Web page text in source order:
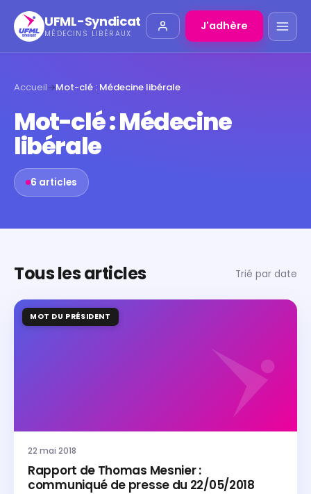
UFML-Syndicat
MÉDECINS LIBÉRAUX
J'adhère
Accueil→Mot-clé : Médecine libérale
Mot-clé : Médecine
libérale
6 articles
Tous les articles Trié par date
MOT DU PRÉSIDENT
22 mai 2018
Rapport de Thomas Mesnier :
communiqué de presse du 22/05/2018